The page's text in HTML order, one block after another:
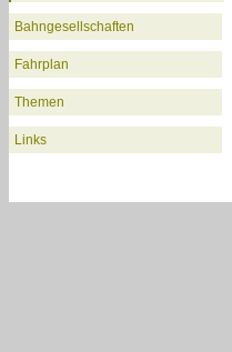
Bahngesellschaften
Fahrplan
Themen
Links